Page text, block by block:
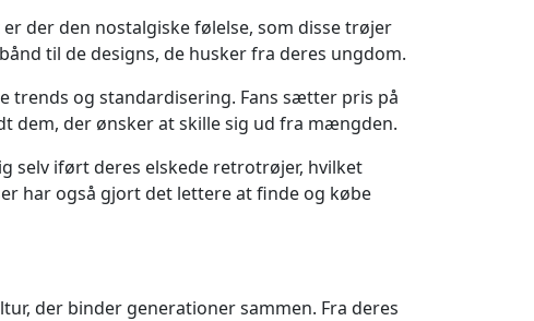
der den nostalgiske følelse, som disse trøjer
til de designs, de husker fra deres ungdom.
og standardisering. Fans sætter pris på
dem, der ønsker at skille sig ud fra mængden.
selv iført deres elskede retrotrøjer, hvilket
har også gjort det lettere at finde og købe
der binder generationer sammen. Fra deres